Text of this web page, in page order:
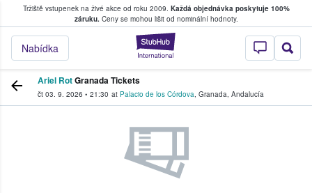
Tržiště vstupenek na živé akce od roku 2009. Každá objednávka poskytuje 100%
záruku.Ceny se mohou lišit od nominální hodnoty.
StubHub –
Nabídka
kde fanoušci kupují a prodávají vstupenky
Ariel RotGranada Tickets
čt 03. 9. 2026 • 21:30 at Palacio de los Córdova, Granada, Andalucía